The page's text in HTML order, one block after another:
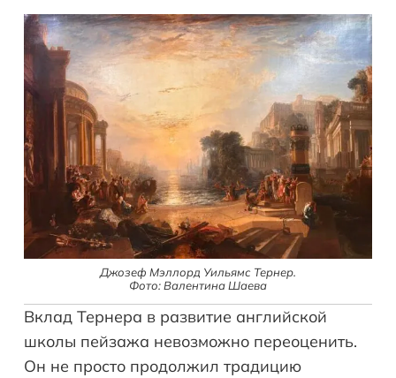
Джозеф Мэллорд Уильямс Тернер.
Фото: Валентина Шаева
Вклад Тернера в развитие английской
школы пейзажа невозможно переоценить.
Он не просто продолжил традицию